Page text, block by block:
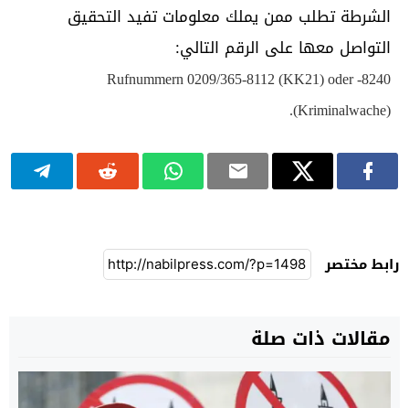
الشرطة تطلب ممن يملك معلومات تفيد التحقيق
التواصل معها على الرقم التالي:
Rufnummern 0209/365-8112 (KK21) oder -8240
(Kriminalwache).
رابط مختصر
مقالات ذات صلة